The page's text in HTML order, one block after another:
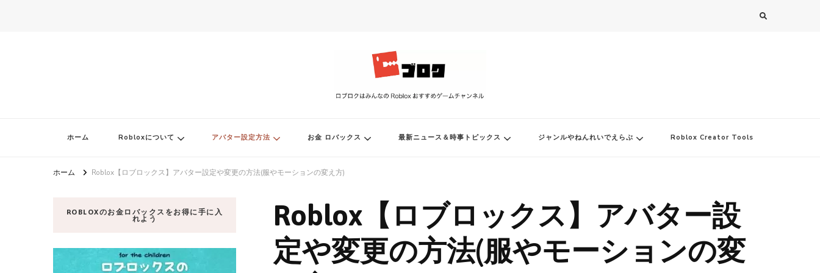
ホーム Robloxについて アバター設定方法 お金 ロバックス 最新ニュース＆時事トピックス ジャンルやねんれいでえらぶ Roblox Creator Tools
ホーム Roblox【ロブロックス】アバター設定や変更の方法(服やモーションの変え方)
Roblox【ロブロックス】アバター設
定や変更の方法(服やモーションの変
ROBLOXのお金ロバックスをお得に手に入
れよう